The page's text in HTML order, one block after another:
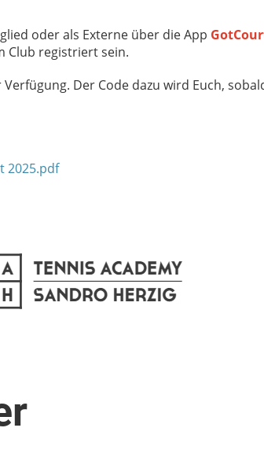
oder als Externe über die App
Club registriert sein.
Der Code dazu wird Euch,
2025.pdf